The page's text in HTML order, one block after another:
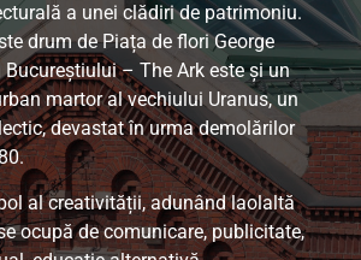
a unei clădiri de patrimoniu.
drum de Piața de flori George
Bucureștiului – The Ark este și un
martor al vechiului Uranus,un
devastat în urma demolărilor
al creativității, adunând laolaltă
ocupă de comunicare, publicitate,